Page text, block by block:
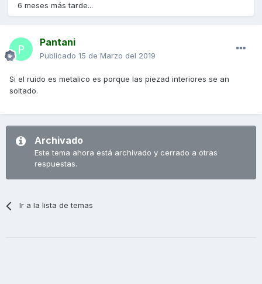
6 meses más tarde...
Pantani
Publicado 15 de Marzo del 2019
Si el ruido es metalico es porque las piezad interiores se an
soltado.
Archivado
Este tema ahora está archivado y cerrado a otras
respuestas.
Ir a la lista de temas